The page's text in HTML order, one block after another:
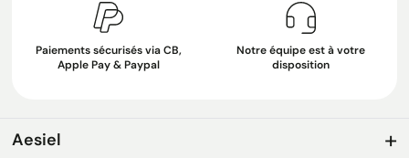
Paiements sécurisés via CB,
Apple Pay & Paypal
Notre équipe est à votre
disposition
Aesiel